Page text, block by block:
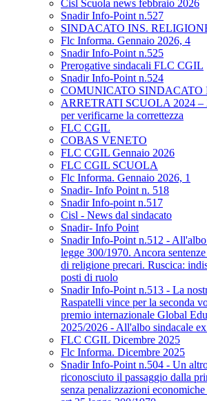
Cisl Scuola news febbraio 2026
Snadir Info-Point n.527
SINDACATO INS.
Flc Informa. Gennaio 2026, 4
Snadir Info-Point n.525
Prerogative sindacali FLC CGIL
Snadir Info-Point n.524
COMUNICATO SINDACATO
ARRETRATI SCUOLA 2024 –
per verificarne la correttezza
FLC CGIL
COBAS VENETO
FLC CGIL Gennaio 2026
FLC CGIL SCUOLA
Flc Informa. Gennaio 2026, 1
Snadir- Info Point n. 518
Snadir Info-point n.517
Cisl - News dal sindacato
Snadir- Info Point
Snadir Info-Point n.512 -
legge 300/1970. Ancora
di religione precari. Ruscica:
posti di ruolo
Snadir Info-Point n.513 - La
Raspatelli vince per la seconda
premio internazionale Global
2025/2026 - All'albo sindacale
FLC CGIL Dicembre 2025
Flc Informa. Dicembre 2025
Snadir Info-Point n.504 - Un
riconosciuto il passaggio dalla
senza penalizzazioni